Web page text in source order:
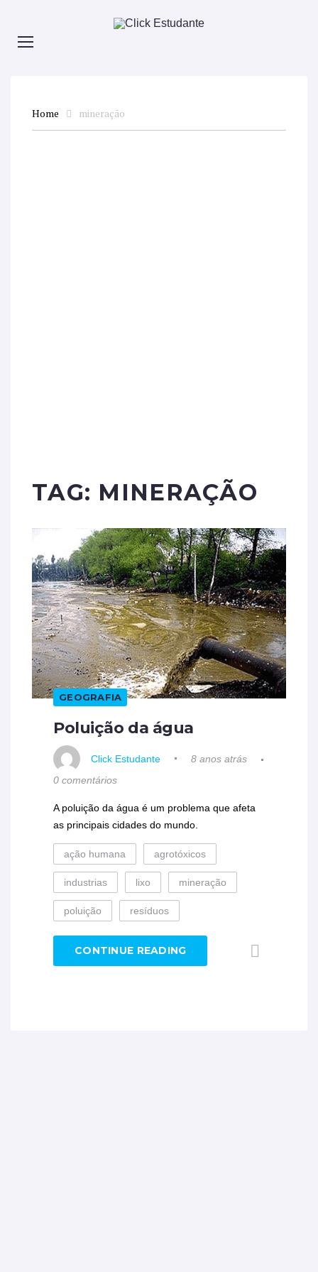
Home mineração
TAG: MINERAÇÃO
GEOGRAFIA
Poluição da água
Click Estudante
8 anos atrás
0 comentários
A poluição da água é um problema que afeta
as principais cidades do mundo.
ação humana agrotóxicos
industrias lixo mineração
poluição resíduos
CONTINUE READING